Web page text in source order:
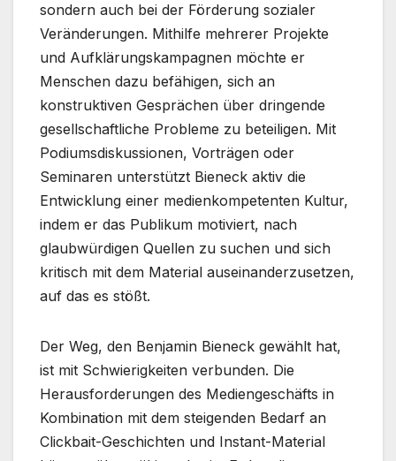
sondern auch bei der Förderung sozialer
Veränderungen. Mithilfe mehrerer Projekte
und Aufklärungskampagnen möchte er
Menschen dazu befähigen, sich an
konstruktiven Gesprächen über dringende
gesellschaftliche Probleme zu beteiligen. Mit
Podiumsdiskussionen, Vorträgen oder
Seminaren unterstützt Bieneck aktiv die
Entwicklung einer medienkompetenten Kultur,
indem er das Publikum motiviert, nach
glaubwürdigen Quellen zu suchen und sich
kritisch mit dem Material auseinanderzusetzen,
auf das es stößt.
Der Weg, den Benjamin Bieneck gewählt hat,
ist mit Schwierigkeiten verbunden. Die
Herausforderungen des Mediengeschäfts in
Kombination mit dem steigenden Bedarf an
Clickbait-Geschichten und Instant-Material